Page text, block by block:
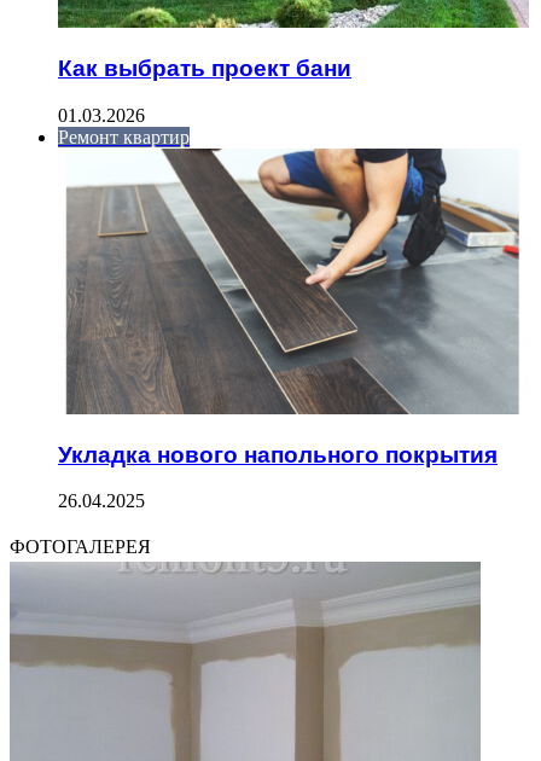
Как выбрать проект бани
01.03.2026
Ремонт квартир
Укладка нового напольного покрытия
26.04.2025
ФОТОГАЛЕРЕЯ